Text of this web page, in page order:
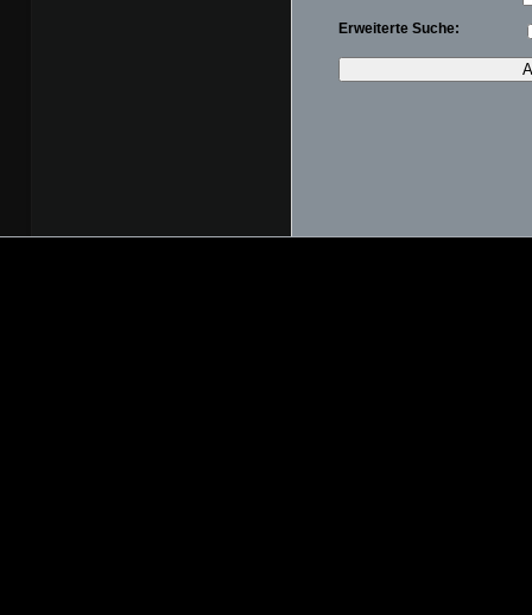
Erweiterte Suche: